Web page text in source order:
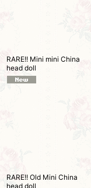
RARE!! Mini mini China
head doll
RARE!! Old Mini China
head doll